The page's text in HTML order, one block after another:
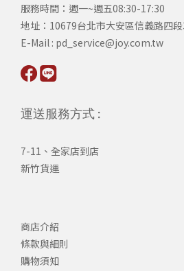
服務時間：週一~週五08:30-17:30
地址：10679台北市大安區信義路四
​E-Mail : pd_service@joy.com.tw
運送服務方式 :
7-11、全家店到店
新竹貨運
商店介紹
條款與細則
購物須知